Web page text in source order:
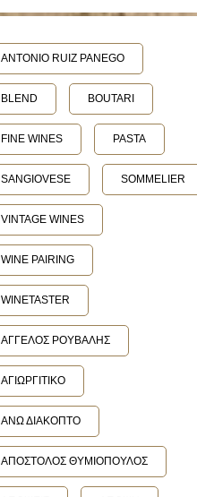
ANTONIO RUIZ PANEGO
BLEND BOUTARI
FINE WINES PASTA
SANGIOVESE SOMMELIER
VINTAGE WINES
WINE PAIRING
WINETASTER
ΑΓΓΕΛΟΣ ΡΟΥΒΑΛΗΣ
ΑΓΙΩΡΓΙΤΙΚΟ
ΑΝΩ ΔΙΑΚΟΠΤΟ
ΑΠΟΣΤΟΛΟΣ ΘΥΜΙΟΠΟΥΛΟΣ